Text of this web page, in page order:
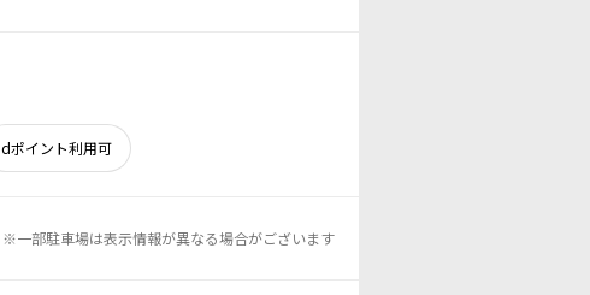
dポイント利用可
※一部駐車場は表示情報が異なる場合がございます